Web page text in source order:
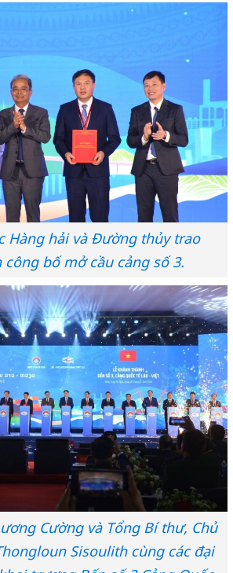
Hàng hải và Đường thủy trao
công bố mở cầu cảng số 3.
Cường và Tổng Bí thư, Chủ
Sisoulith cùng các đại